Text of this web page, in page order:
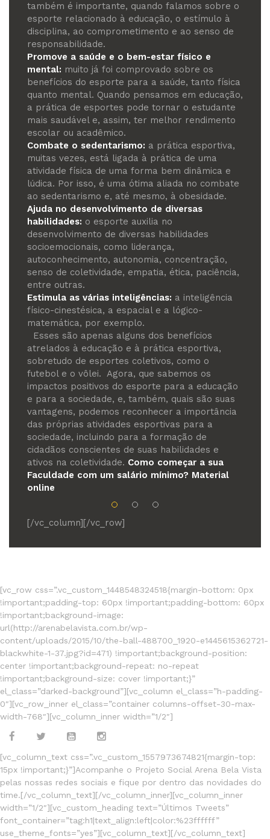
também é importante, quando falamos sobre o
esporte relacionado à educação, o estímulo à
disciplina, ao comprometimento e ao senso de
responsabilidade.
Promove a saúde e o bem-estar físico e
mental: muito já foi comprovado sobre os
benefícios do esporte para a saúde, tanto física
quanto mental. Quando pensamos em educação,
a prática de esportes pode tornar o estudante
mais saudável e, assim, ter melhor rendimento
escolar ou acadêmico.
Combate o sedentarismo: a prática esportiva,
muitas vezes, está ligada à prática de uma
atividade física de uma forma bem dinâmica e
lúdica. Por isso, é uma ótima aliada no combate
ao sedentarismo e, até mesmo, à obesidade.
Ajuda no desenvolvimento de diversas
habilidades: o esporte auxilia no
desenvolvimento de diversas habilidades
socioemocionais, como liderança,
autoconhecimento, autonomia, concentração,
senso de coletividade, empatia, ética, paciência,
entre outras.
Estimula as várias inteligências: a inteligência
físico-cinestésica, a espacial e a lógico-
matemática, por exemplo.
Esses são apenas alguns dos benefícios
atrelados à educação e à prática esportiva,
sobretudo de esportes coletivos, como o
futebol e o vôlei. Agora, que sabemos os
impactos positivos do esporte para a educação
e para a sociedade, e, também, quais são suas
vantagens, podemos reconhecer a importância
das próprias atividades esportivas para a
sociedade, incluindo para a formação de
cidadãos conscientes de suas habilidades e
ativos na coletividade. Como começar a sua
Faculdade com um salário mínimo? Material
online
[/vc_column][/vc_row]
[vc_row css=”.vc_custom_1448548324518{margin-bottom: 0px
!important;padding-top: 60px !important;padding-bottom: 60px
!important;background-image:
url(http://arenabelavista.com.br/wp-
content/uploads/2015/10/the-ball-488700_1920-e1445615362721-
blackwhite-1-37.jpg?id=471) !important;background-position:
center !important;background-repeat: no-repeat
!important;background-size: cover !important;}”
el_class=”darked-background”][vc_column el_class=”h-padding-
0″][vc_row_inner el_class=”container columns-offset-30-max-
width-768″][vc_column_inner width=”1/2″]
[vc_column_text css=”.vc_custom_1557973674821{margin-top:
15px !important;}”]Acompanhe o Projeto Social Arena Bela Vista
pelas nossas redes sociais e fique por dentro das novidades do
time.[/vc_column_text][/vc_column_inner][vc_column_inner
width=”1/2″][vc_custom_heading text=”Últimos Tweets”
font_container=”tag:h1|text_align:left|color:%23ffffff”
use_theme_fonts=”yes”][vc_column_text][/vc_column_text]